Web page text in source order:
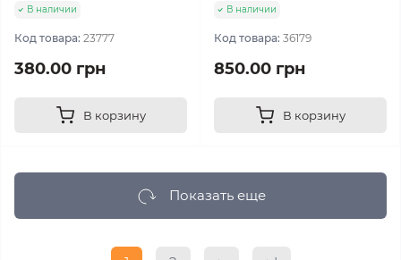
В наличии
Код товара: 23777
380.00 грн
В корзину
В наличии
Код товара: 36179
850.00 грн
В корзину
Показать еще